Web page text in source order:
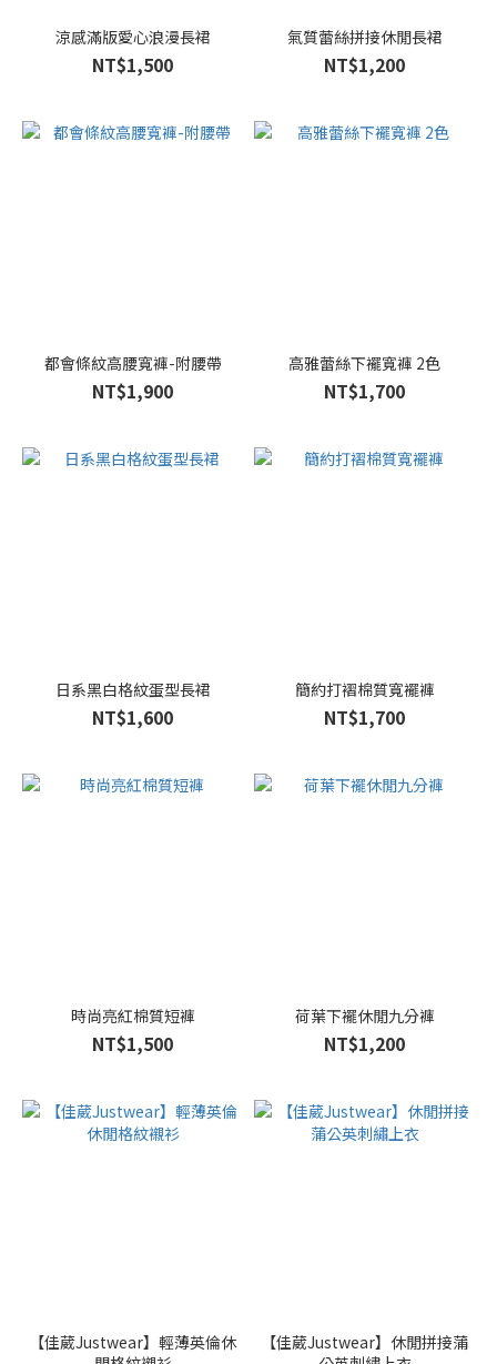
涼感滿版愛心浪漫長裙
NT$1,500
氣質蕾絲拼接休閒長裙
NT$1,200
都會條紋高腰寬褲-附腰帶
NT$1,900
高雅蕾絲下襬寬褲 2色
NT$1,700
日系黑白格紋蛋型長裙
NT$1,600
簡約打褶棉質寬襬褲
NT$1,700
時尚亮紅棉質短褲
NT$1,500
荷葉下襬休閒九分褲
NT$1,200
【佳葳Justwear】輕薄英倫休
【佳葳Justwear】休閒拼接蒲